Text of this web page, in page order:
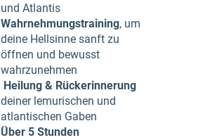
und Atlantis
Wahrnehmungstraining, um
deine Hellsinne sanft zu
öffnen und bewusst
wahrzunehmen
Heilung & Rückerinnerung
deiner lemurischen und
atlantischen Gaben
Über 5 Stunden